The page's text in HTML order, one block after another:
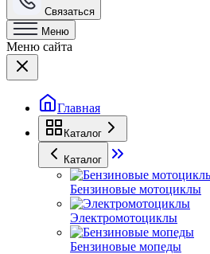
Связаться
Меню
Меню сайта
Главная
Каталог
Каталог
Бензиновые мотоциклы
Электромотоциклы
Бензиновые мопеды